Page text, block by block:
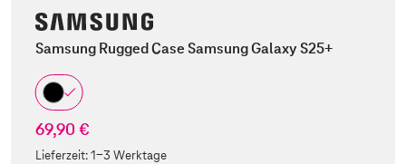
Samsung Rugged Case Samsung Galaxy S25+
69,90 €
Lieferzeit:1-3 Werktage